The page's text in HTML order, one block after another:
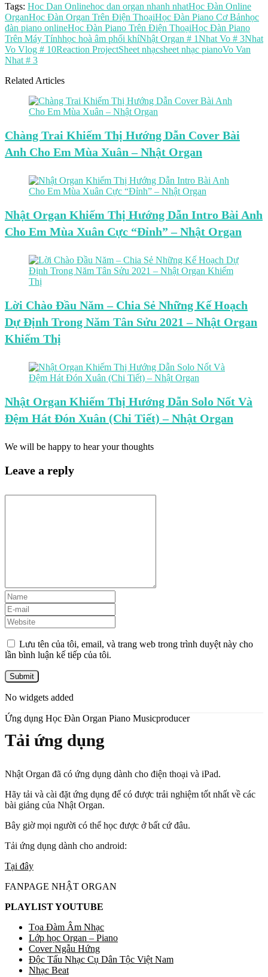
Tags: Hoc Dan Onlinehoc dan organ nhanh nhatHọc Đàn Online
OrganHọc Đàn Organ Trên Điện ThoạiHọc Đàn Piano Cơ Bảnhọc
đàn piano onlineHọc Đàn Piano Trên Điện ThoạiHọc Đàn Piano
Trên Máy Tínhhọc hoà âm phối khíNhật Organ # 1Nhat Vo # 3Nhat
Vo Vlog # 10Reaction ProjectSheet nhạcsheet nhạc pianoVo Van
Nhat # 3
Related Articles
Chàng Trai Khiếm Thị Hướng Dẫn Cover Bài
Anh Cho Em Mùa Xuân – Nhật Organ
Nhật Organ Khiếm Thị Hướng Dẫn Intro Bài Anh
Cho Em Mùa Xuân Cực “Đỉnh” – Nhật Organ
Lời Chào Đầu Năm – Chia Sẻ Những Kế Hoạch
Dự Định Trong Năm Tân Sửu 2021 – Nhật Organ
Khiếm Thị
Nhật Organ Khiếm Thị Hướng Dẫn Solo Nốt Và
Đệm Hát Đón Xuân (Chi Tiết) – Nhật Organ
We will be happy to hear your thoughts
Leave a reply
Lưu tên của tôi, email, và trang web trong trình duyệt này cho
lần bình luận kế tiếp của tôi.
No widgets added
Ứng dụng Học Đàn Organ Piano Musicproducer
Tải ứng dụng
Nhật Organ đã có ứng dụng dành cho điện thoại và iPad.
Hãy tải và cài đặt ứng dụng để có được trải nghiệm tốt nhất về các
bài giảng của Nhật Organ.
Bây giờ mọi người có thể học được ở bất cứ đâu.
Tải ứng dụng dành cho android:
Tại đây
FANPAGE NHẬT ORGAN
PLAYLIST YOUTUBE
Tọa Đàm Âm Nhạc
Lớp học Organ – Piano
Cover Ngẫu Hứng
Độc Tấu Nhạc Cụ Dân Tộc Việt Nam
Nhạc Beat